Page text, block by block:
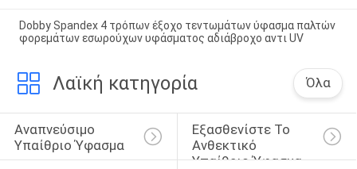
Dobby Spandex 4 τρόπων έξοχο τεντωμάτων ύφασμα παλτών
φορεμάτων εσωρούχων υφάσματος αδιάβροχο αντι UV
Λαϊκή κατηγορία Όλα
Αναπνεύσιμο
Υπαίθριο Ύφασμα
Εξασθενίστε Το
Ανθεκτικό
Υπαίθριο Ύφασμα